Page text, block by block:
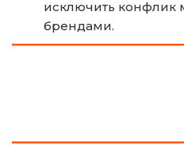
исключить
брендами.